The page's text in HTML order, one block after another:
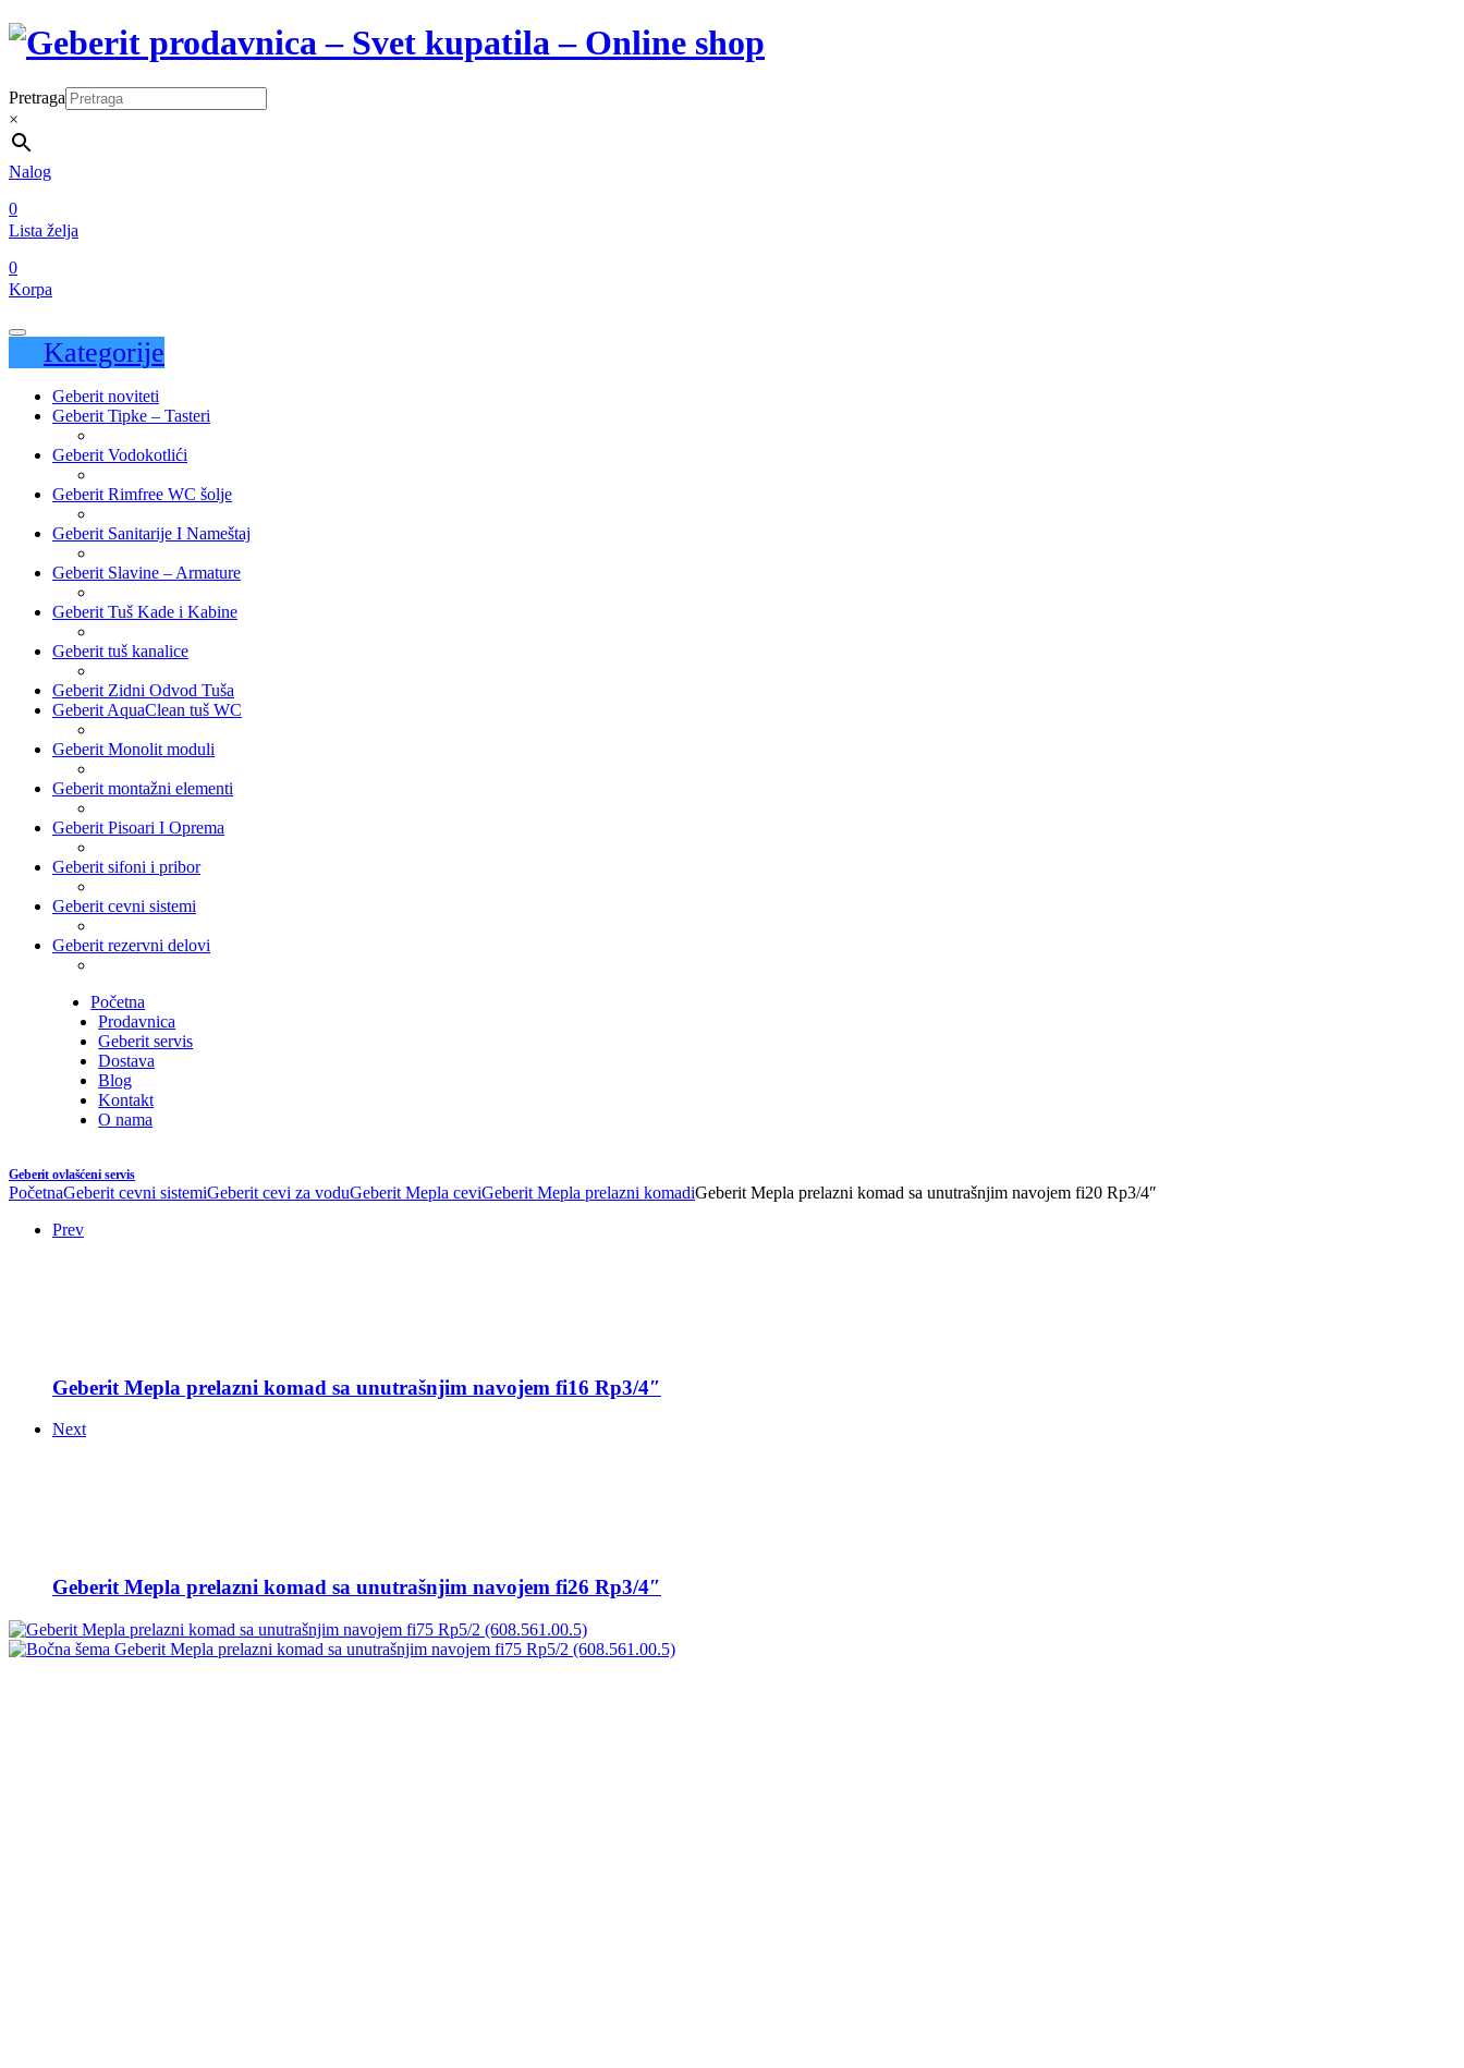
Pretraga
×
Nalog
0
Lista želja
0
Korpa
Kategorije
Geberit noviteti
Geberit Tipke – Tasteri
Geberit Vodokotlići
Geberit Rimfree WC šolje
Geberit Sanitarije I Nameštaj
Geberit Slavine – Armature
Geberit Tuš Kade i Kabine
Geberit tuš kanalice
Geberit Zidni Odvod Tuša
Geberit AquaClean tuš WC
Geberit Monolit moduli
Geberit montažni elementi
Geberit Pisoari I Oprema
Geberit sifoni i pribor
Geberit cevni sistemi
Geberit rezervni delovi
Početna
Prodavnica
Geberit servis
Dostava
Blog
Kontakt
O nama
Geberit ovlašćeni servis
PočetnaGeberit cevni sistemiGeberit cevi za voduGeberit Mepla ceviGeberit Mepla prelazni komadiGeberit Mepla prelazni komad sa unutrašnjim navojem fi20 Rp3/4″
Prev
Geberit Mepla prelazni komad sa unutrašnjim navojem fi16 Rp3/4″
Next
Geberit Mepla prelazni komad sa unutrašnjim navojem fi26 Rp3/4″